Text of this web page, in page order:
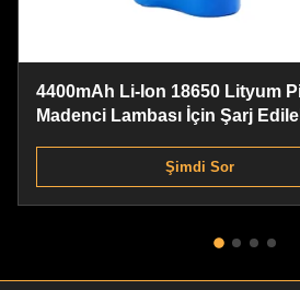
4400mAh Li-Ion 18650 Lityum
Madenci Lambası İçin Şarj
Şimdi Sor